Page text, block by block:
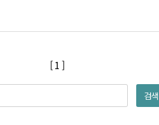
[ 1 ]
검색